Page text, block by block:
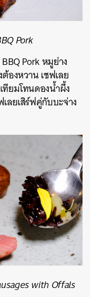
Pork
Pork หมูย่าง
องหวาน เชฟเลย
ทียมโทนดองน้ำผึ้ง
ลยเสิร์ฟคู่กับบะจ่าง
with Offals